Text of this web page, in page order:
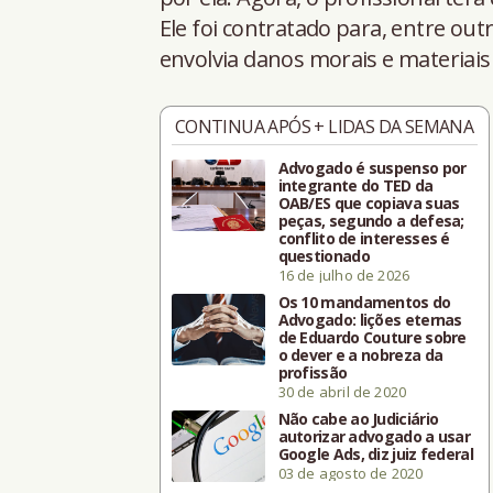
Ele foi contratado para, entre
envolvia danos morais e
CONTINUA APÓS + LIDAS DA SEMANA
Advogado é suspenso por
integrante do TED da
OAB/ES que copiava suas
peças, segundo a defesa;
conflito de interesses é
questionado
16 de julho de 2026
Os 10 mandamentos do
Advogado: lições eternas
de Eduardo Couture sobre
o dever e a nobreza da
profissão
30 de abril de 2020
Não cabe ao Judiciário
autorizar advogado a usar
Google Ads, diz juiz federal
03 de agosto de 2020